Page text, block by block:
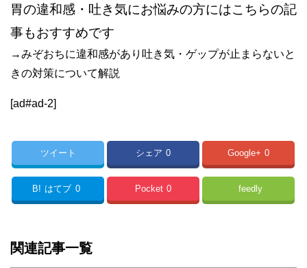
胃の違和感・吐き気にお悩みの方にはこちらの記
事もおすすめです
→みぞおちに違和感があり吐き気・ゲップが止まらないと
きの対策について解説
[ad#ad-2]
ツイート シェア 0 Google+ 0
B! はてブ 0 Pocket 0 feedly
関連記事一覧